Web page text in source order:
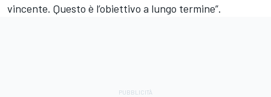
vincente. Questo è l’obiettivo a lungo termine”.